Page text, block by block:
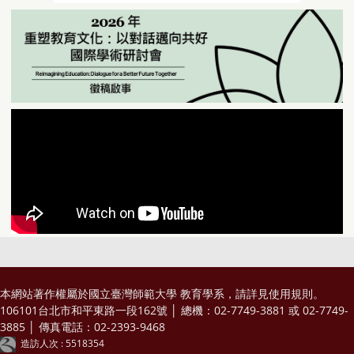
本網站著作權屬於國立臺灣師範大學 教育學系，請詳見使用規則。
106101台北市和平東路一段162號 │ 總機：02-7749-3881 或 02-7749-
3885 │ 傳真電話：02-2393-9468
造訪人次 : 5518354